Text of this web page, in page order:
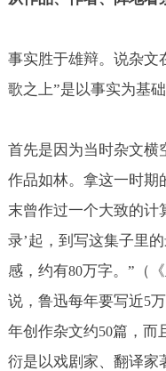
事实胜于雄辩。说杂文
歌之上”是以事实为基础
首先是因为当时杂文横
作品如林。拿这一时期
末曾作过一个大致的计
录’起，到写这集子里
感，约有80万字。”（
说，鲁迅每年要写近5
年创作杂文约50篇，而
衍是以戏剧家、翻译家